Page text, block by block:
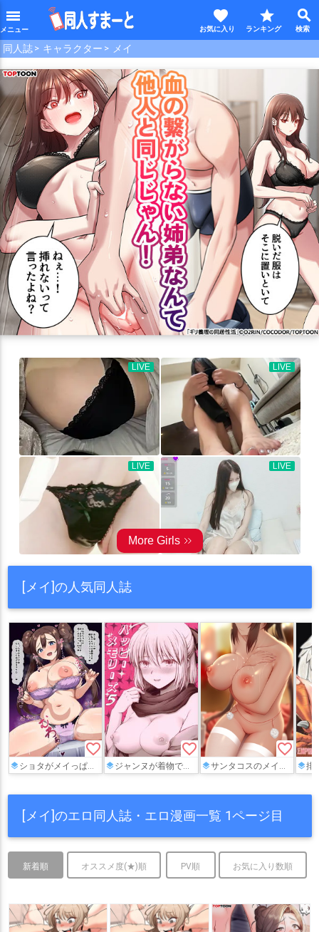
menu search
star
favorite
同人誌 キャラクター メイ
[メイ]の人気同人誌
favorite_border
ショタがメイっぱいでおしおきされちゃう❤
favorite_border
ジャンヌが着物で姫始めしてたり、イシュタルが背面騎乗位でパコられてるイラストが見れちゃうチャバシラチェーンソーのイラストまとめ本!!
favorite_border
サンタコスのメイちゃんがぬるぬるプレイや濃厚フェラでご奉仕してくれるエロイラストCG集!! 排卵日にムラムラした
[メイ]のエロ同人誌・エロ漫画一覧 1ページ目
新着順 オススメ度(★)順 PV順 お気に入り数順